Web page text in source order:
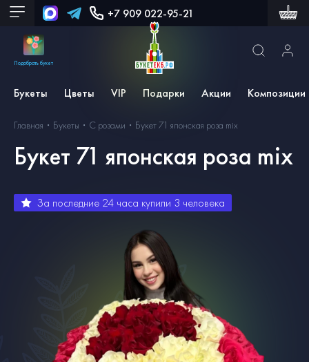
+7 909 022-95-21
Подобрать букет
Букеты Цветы VIP Подарки Акции Композиции
Главная Букеты С розами Букет 71 японская роза mix
Букет 71 японская роза mix
За последние 24 часа купили 3 человека